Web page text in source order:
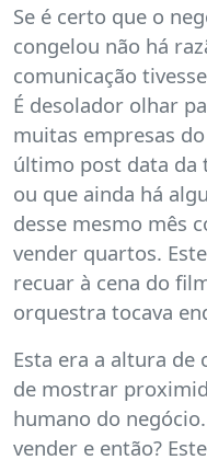
Se é certo que o
congelou não há
comunicação
É desolador olhar
muitas empresas
último post data da
ou que ainda há
desse mesmo mês
vender quartos.
recuar à cena do
orquestra tocava
Esta era a altura de
de mostrar
humano do
vender e então?